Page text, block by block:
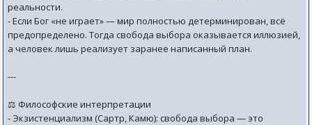
реальности.
- Если Бог «не играет» — мир полностью детерминирован, всё
предопределено. Тогда свобода выбора оказывается иллюзией,
а человек лишь реализует заранее написанный план.
---
⚖️ Философские интерпретации
- Экзистенциализм (Сартр, Камю): свобода выбора — это